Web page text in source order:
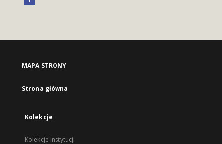
MAPA STRONY
Strona główna
Kolekcje
Kolekcje instytucji